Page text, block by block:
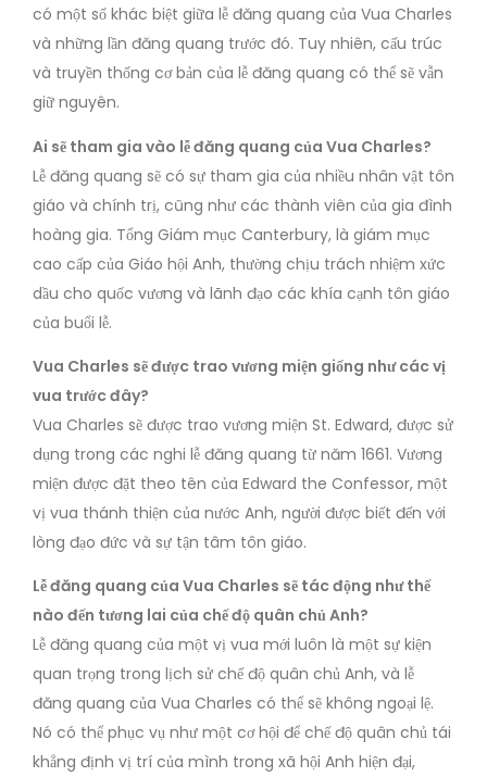
có một số khác biệt giữa lễ đăng quang của Vua Charles
và những lần đăng quang trước đó. Tuy nhiên, cấu trúc
và truyền thống cơ bản của lễ đăng quang có thể sẽ vẫn
giữ nguyên.
Ai sẽ tham gia vào lễ đăng quang của Vua Charles?
Lễ đăng quang sẽ có sự tham gia của nhiều nhân vật tôn
giáo và chính trị, cũng như các thành viên của gia đình
hoàng gia. Tổng Giám mục Canterbury, là giám mục
cao cấp của Giáo hội Anh, thường chịu trách nhiệm xức
dầu cho quốc vương và lãnh đạo các khía cạnh tôn giáo
của buổi lễ.
Vua Charles sẽ được trao vương miện giống như các vị
vua trước đây?
Vua Charles sẽ được trao vương miện St. Edward, được sử
dụng trong các nghi lễ đăng quang từ năm 1661. Vương
miện được đặt theo tên của Edward the Confessor, một
vị vua thánh thiện của nước Anh, người được biết đến với
lòng đạo đức và sự tận tâm tôn giáo.
Lễ đăng quang của Vua Charles sẽ tác động như thế
nào đến tương lai của chế độ quân chủ Anh?
Lễ đăng quang của một vị vua mới luôn là một sự kiện
quan trọng trong lịch sử chế độ quân chủ Anh, và lễ
đăng quang của Vua Charles có thể sẽ không ngoại lệ.
Nó có thể phục vụ như một cơ hội để chế độ quân chủ tái
khẳng định vị trí của mình trong xã hội Anh hiện đại,